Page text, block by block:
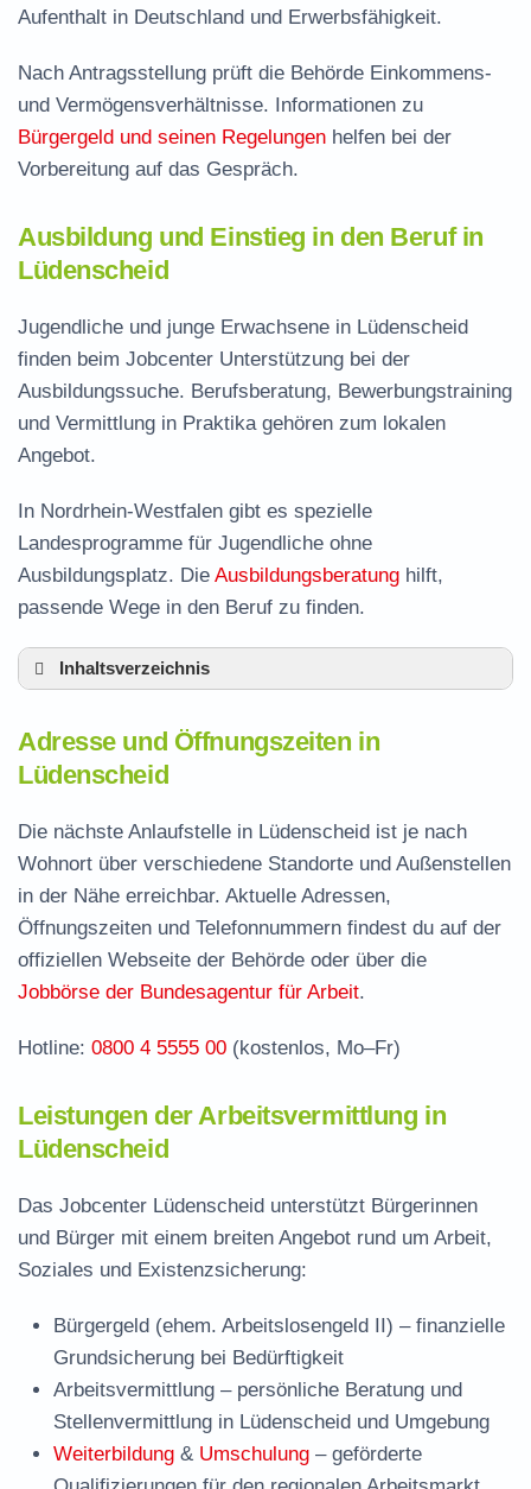
Aufenthalt in Deutschland und Erwerbsfähigkeit.
Nach Antragsstellung prüft die Behörde Einkommens-
und Vermögensverhältnisse. Informationen zu
Bürgergeld und seinen Regelungen helfen bei der
Vorbereitung auf das Gespräch.
Ausbildung und Einstieg in den Beruf in
Lüdenscheid
Jugendliche und junge Erwachsene in Lüdenscheid
finden beim Jobcenter Unterstützung bei der
Ausbildungssuche. Berufsberatung, Bewerbungstraining
und Vermittlung in Praktika gehören zum lokalen
Angebot.
In Nordrhein-Westfalen gibt es spezielle
Landesprogramme für Jugendliche ohne
Ausbildungsplatz. Die Ausbildungsberatung hilft,
passende Wege in den Beruf zu finden.
Inhaltsverzeichnis
Leistungen der Arbeitsvermittlung in
Lüdenscheid
Termin vereinbaren und Bürgergeld beantragen
Jobcenter Märkischer Kreis – zuständige
Stelle
Stellenangebote und Jobbörse in Lüdenscheid
Häufige Fragen rund ums Jobcenter
Adresse und Öffnungszeiten in
Lüdenscheid
Die nächste Anlaufstelle in Lüdenscheid ist je nach
Wohnort über verschiedene Standorte und Außenstellen
in der Nähe erreichbar. Aktuelle Adressen,
Öffnungszeiten und Telefonnummern findest du auf der
offiziellen Webseite der Behörde oder über die
Jobbörse der Bundesagentur für Arbeit.
Hotline: 0800 4 5555 00 (kostenlos, Mo–Fr)
Leistungen der Arbeitsvermittlung in
Lüdenscheid
Das Jobcenter Lüdenscheid unterstützt Bürgerinnen
und Bürger mit einem breiten Angebot rund um Arbeit,
Soziales und Existenzsicherung:
Bürgergeld (ehem. Arbeitslosengeld II) – finanzielle
Grundsicherung bei Bedürftigkeit
Arbeitsvermittlung – persönliche Beratung und
Stellenvermittlung in Lüdenscheid und Umgebung
Weiterbildung & Umschulung – geförderte